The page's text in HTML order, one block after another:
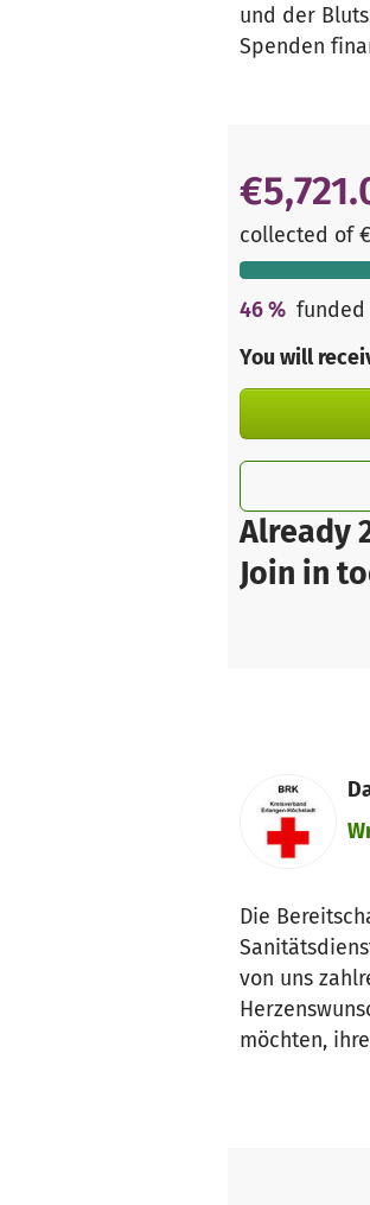
und der
Spenden
Already
Join in
collected of
46% funded
You will
Die
von uns
möchten,